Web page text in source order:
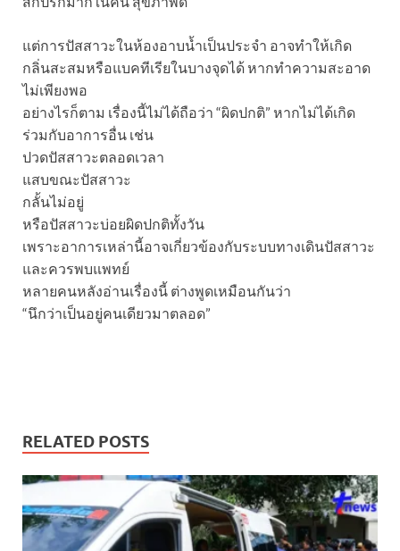
แต่การปัสสาวะในห้องอาบน้ำเป็นประจำ อาจทำให้เกิด
กลิ่นสะสมหรือแบคทีเรียในบางจุดได้ หากทําความสะอาด
ไม่เพียงพอ
อย่างไรก็ตาม เรื่องนี้ไม่ได้ถือว่า “ผิดปกติ” หากไม่ได้เกิด
ร่วมกับอาการอื่น เช่น
ปวดปัสสาวะตลอดเวลา
แสบขณะปัสสาวะ
กลั้นไม่อยู่
หรือปัสสาวะบ่อยผิดปกติทั้งวัน
เพราะอาการเหล่านี้อาจเกี่ยวข้องกับระบบทางเดินปัสสาวะ
และควรพบแพทย์
หลายคนหลังอ่านเรื่องนี้ ต่างพูดเหมือนกันว่า
“นึกว่าเป็นอยู่คนเดียวมาตลอด”
RELATED POSTS